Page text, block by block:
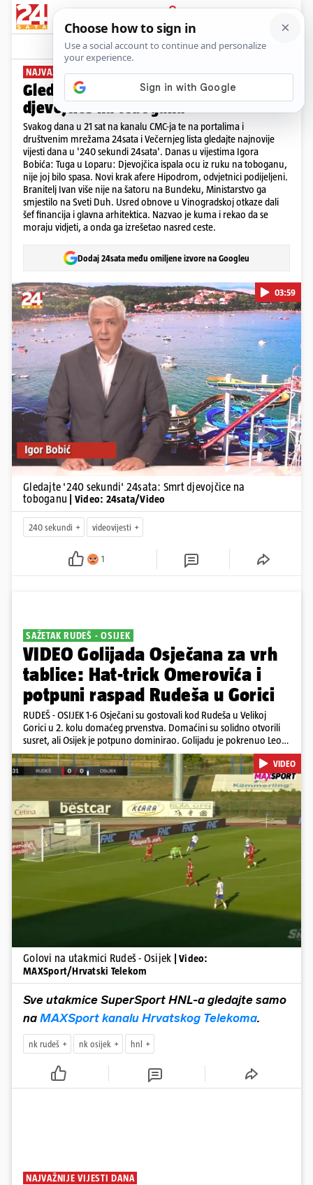
PRIJAVA
News Komentari
NAJVAŽNIJE VIJESTI DANA
Gledajte '240 sekundi' 24sata: Smrt
djevojčice na toboganu
Svakog dana u 21 sat na kanalu CMC-ja te na portalima i
društvenim mrežama 24sata i Večernjeg lista gledajte najnovije
vijesti dana u '240 sekundi 24sata'. Danas u vijestima Igora
Bobića: Tuga u Loparu: Djevojčica ispala ocu iz ruku na toboganu,
nije joj bilo spasa. Novi krak afere Hipodrom, odvjetnici podijeljeni.
Branitelj Ivan više nije na šatoru na Bundeku, Ministarstvo ga
smjestilo na Sveti Duh. Usred obnove u Vinogradskoj otkaze dali
šef financija i glavna arhitektica. Nazvao je kuma i rekao da se
moraju vidjeti, a onda ga izrešetao nasred ceste.
Dodaj 24sata među omiljene izvore na Googleu
Pokretanje videa...
03:59
Gledajte '240 sekundi' 24sata: Smrt djevojčice na
toboganu
| Video: 24sata/Video
240 sekundi videovijesti
1
SAŽETAK RUDEŠ - OSIJEK
VIDEO Golijada Osječana za vrh
tablice: Hat-trick Omerovića i
potpuni raspad Rudeša u Gorici
RUDEŠ - OSIJEK 1-6 Osječani su gostovali kod Rudeša u Velikoj
Gorici u 2. kolu domaćeg prvenstva. Domaćini su solidno otvorili
susret, ali Osijek je potpuno dominirao. Golijadu je pokrenuo Leon
u 12. minuti, a povećao je u 24. minuti. Meksikancu su ovo bili prvi
golovi u dresu 'bijelo-plavih' Nail Omerović bio je junak u dresu
gostiju, zabio hat-trick. Mrežu golmana Rudeša tresao je u 41., 44.
minuti i 81. minuti. U dugu listu strijelaca u velikoj Gorici upisao se i
Arnel Jakupović golom u 69. minuti. Utješni gol za smanjenje
zaostatka u dresu Rudeša zabio je Ilečić u 84. minuti. Osijek je s tri
boda na prvom mjestu tablice HNL-a
Pokretanje videa...
VIDEO
Golovi na utakmici Rudeš - Osijek
| Video:
MAXSport/Hrvatski Telekom
Sve utakmice SuperSport HNL-a gledajte samo
na MAXSport kanalu Hrvatskog Telekoma.
nk rudeš nk osijek hnl
NAJVAŽNIJE VIJESTI DANA